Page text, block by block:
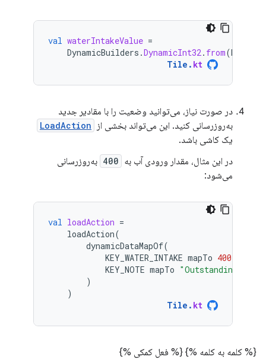
val waterIntakeValue =
DynamicBuilders .DynamicInt32. from(
Tile . kt
در صورت نیاز، می‌توانید وضعیت را با مقادیر جدید
به‌روزرسانی کنید. این می‌تواند بخشی از
LoadAction
یک کاشی باشد.
در این مثال، مقدار ورودی آب به 400 به‌روزرسانی
می‌شود:
val loadAction =
loadAction(
dynamicDataMapOf(
KEY_WATER_INTAKE mapTo 400
KEY_NOTE mapTo "Outstanding"
)
)
Tile . kt
{% کلمه به کلمه %} {% فعل کمکی %}